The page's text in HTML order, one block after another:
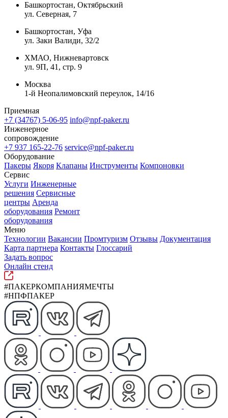
Башкортостан, Октябрьский
ул. Северная, 7
Башкортостан, Уфа
ул. Заки Валиди, 32/2
ХМАО, Нижневартовск
ул. 9П, 41, стр. 9
Москва
1-й Неопалимовский переулок, 14/16
Приемная
+7 (34767) 5-06-95 info@npf-paker.ru
Инженерное
сопровождение
+7 937 165-22-76 service@npf-paker.ru
Оборудование
Пакеры Якоря Клапаны Инструменты Компоновки
Сервис
Услуги Инженерные
решения Сервисные
центры Аренда
оборудования Ремонт
оборудования
Меню
Технологии Вакансии Промтуризм Отзывы Документация
Карта партнера Контакты Глоссарий
Задать вопрос
Онлайн стенд
#ПАКЕРКОМПАНИЯМЕЧТЫ
#НПФПАКЕР